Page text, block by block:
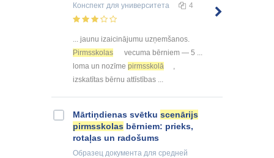
Конспект для университета 4
... jaunu izaicinājumu uzņemšanos.
Pirmsskolas
vecuma bērniem — 5 ...
loma un nozīme pirmsskolā
izskatītas bērnu attīstības ...
Mārtiņdienas svētku scenārijs
pirmsskolas bērniem: prieks,
rotaļas un radošums
Образец документа для средней